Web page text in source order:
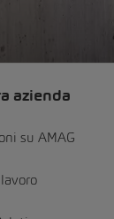
azienda
su AMAG